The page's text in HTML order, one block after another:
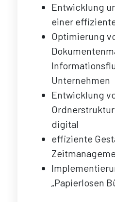
Entwicklung
einer
Optimierung
Unternehmen
Entwicklung
digital
effiziente
„Papierlosen